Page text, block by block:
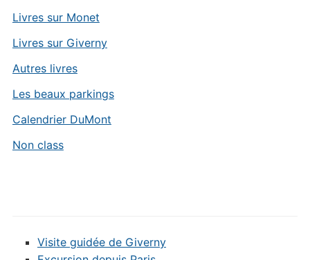
Livres sur Monet
Livres sur Giverny
Autres livres
Les beaux parkings
Calendrier DuMont
Non class
Visite guidée de Giverny